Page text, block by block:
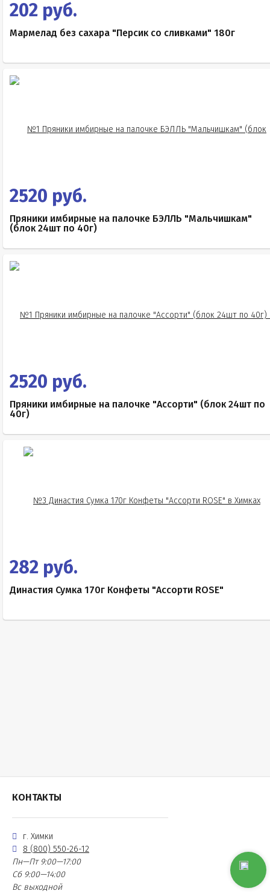
202 руб.
Мармелад без сахара "Персик со сливками" 180г
2520 руб.
Пряники имбирные на палочке БЭЛЛЬ "Мальчишкам"
(блок 24шт по 40г)
2520 руб.
Пряники имбирные на палочке "Ассорти" (блок 24шт по
40г)
282 руб.
Династия Сумка 170г Конфеты "Ассорти ROSE"
КОНТАКТЫ
г. Химки
8 (800) 550-26-12
Пн—Пт 9:00—17:00
Сб 9:00—14:00
Вс выходной